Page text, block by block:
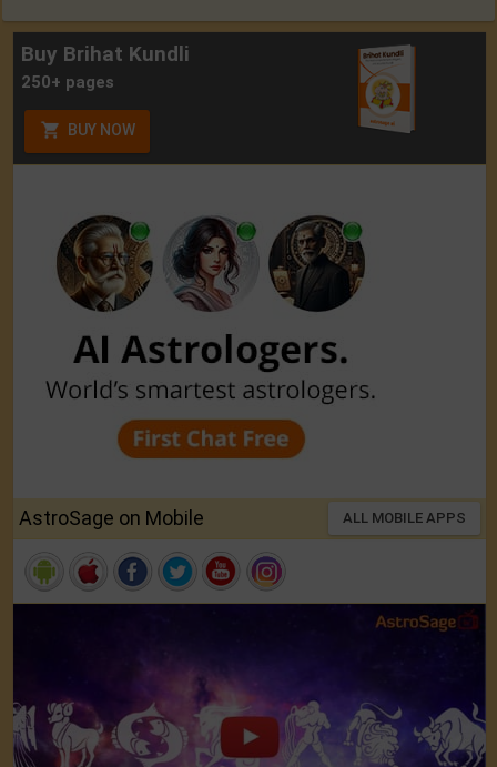
Buy Brihat Kundli
250+ pages
BUY NOW
AstroSage on Mobile ALL MOBILE APPS